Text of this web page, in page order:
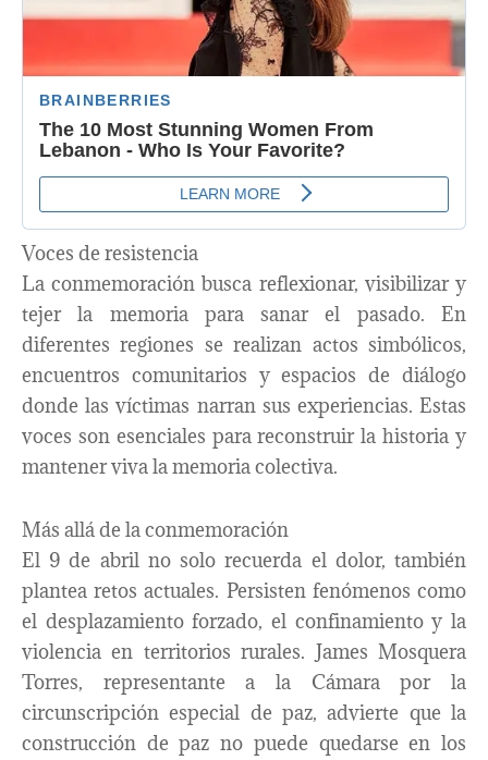
Voces de resistencia
La conmemoración busca reflexionar, visibilizar y
tejer la memoria para sanar el pasado. En
diferentes regiones se realizan actos simbólicos,
encuentros comunitarios y espacios de diálogo
donde las víctimas narran sus experiencias. Estas
voces son esenciales para reconstruir la historia y
mantener viva la memoria colectiva.
Más allá de la conmemoración
El 9 de abril no solo recuerda el dolor, también
plantea retos actuales. Persisten fenómenos como
el desplazamiento forzado, el confinamiento y la
violencia en territorios rurales. James Mosquera
Torres, representante a la Cámara por la
circunscripción especial de paz, advierte que la
construcción de paz no puede quedarse en los